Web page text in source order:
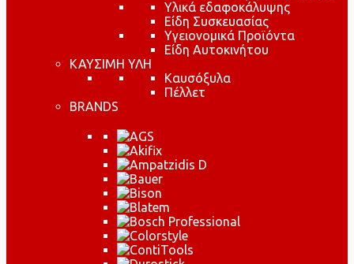
Υλικά εδαφοκάλυψης
Είδη Συσκευασίας
Υγειονομικά Προϊόντα
Είδη Αυτοκινήτου
ΚΑΥΣΙΜΗ ΥΛΗ
Καυσόξυλα
Πέλλετ
BRANDS